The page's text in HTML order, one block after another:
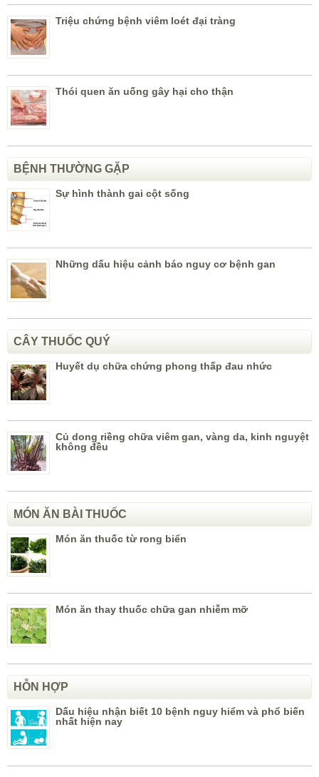
Triệu chứng bệnh viêm loét đại tràng
Thói quen ăn uống gây hại cho thận
BỆNH THƯỜNG GẶP
Sự hình thành gai cột sống
Những dấu hiệu cảnh báo nguy cơ bệnh gan
CÂY THUỐC QUÝ
Huyết dụ chữa chứng phong thấp đau nhức
Củ dong riềng chữa viêm gan, vàng da, kinh nguyệt
không đều
MÓN ĂN BÀI THUỐC
Món ăn thuốc từ rong biển
Món ăn thay thuốc chữa gan nhiễm mỡ
HỖN HỢP
Dấu hiệu nhận biết 10 bệnh nguy hiểm và phổ biến
nhất hiện nay